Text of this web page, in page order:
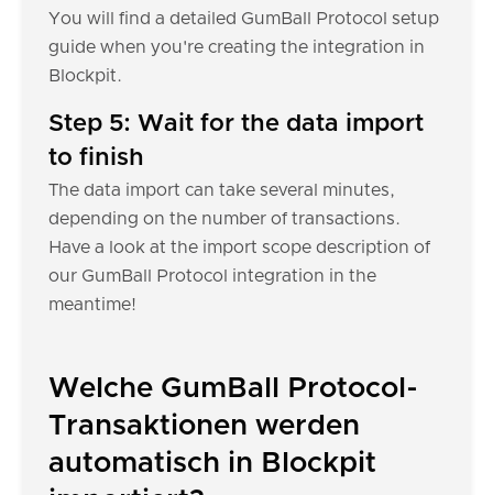
You will find a detailed GumBall Protocol setup
guide when you're creating the integration in
Blockpit.
Step 5: Wait for the data import
to finish
The data import can take several minutes,
depending on the number of transactions.
Have a look at the import scope description of
our GumBall Protocol integration in the
meantime!
Welche GumBall Protocol-
Transaktionen werden
automatisch in Blockpit